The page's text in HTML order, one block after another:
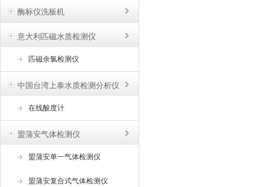
酶标仪洗板机
意大利匹磁水质检测仪
匹磁余氯检测仪
中国台湾上泰水质检测分析仪
在线酸度计
盟蒲安气体检测仪
盟蒲安单一气体检测仪
盟蒲安复合式气体检测仪